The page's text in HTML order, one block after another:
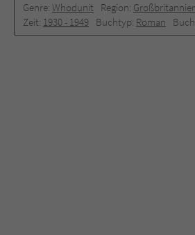
Genre: Whodunit Region:
Zeit: 1930 -­ 1949 Buchtyp: Roman